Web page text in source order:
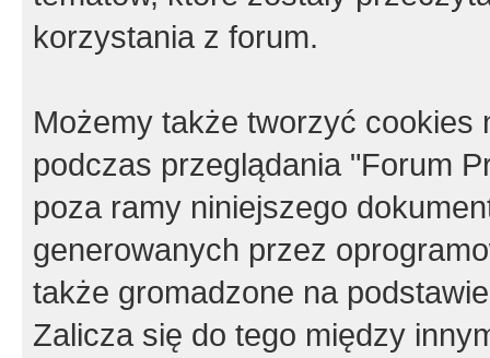
korzystania z forum.
Możemy także tworzyć cookies
podczas przeglądania "Forum
poza ramy niniejszego
generowanych przez
także gromadzone na
Zalicza się do tego między